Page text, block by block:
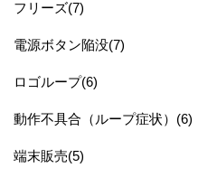
フリーズ(7)
電源ボタン陥没(7)
ロゴループ(6)
動作不具合（ループ症状）(6)
端末販売(5)